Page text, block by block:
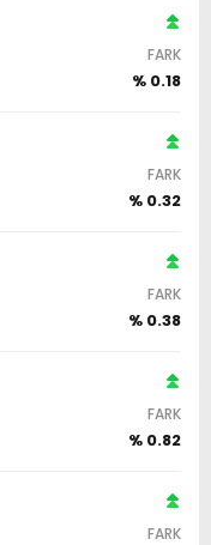
FARK
% 0.18
FARK
% 0.32
FARK
% 0.38
FARK
% 0.82
FARK